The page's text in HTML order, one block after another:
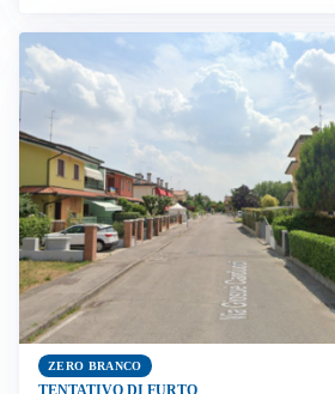
ZERO BRANCO
TENTATIVO DI FURTO